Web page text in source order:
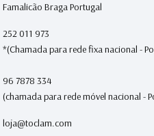
Famalicão Braga Portugal
252 011 973
*(Chamada para rede fixa nacional -
96 7878 334
(chamada para rede móvel nacional -
loja@toclam.com